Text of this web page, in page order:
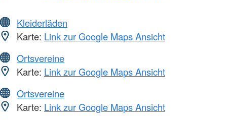
Kleiderläden
Karte: Link zur Google Maps Ansicht
Ortsvereine
Karte: Link zur Google Maps Ansicht
Ortsvereine
Karte: Link zur Google Maps Ansicht